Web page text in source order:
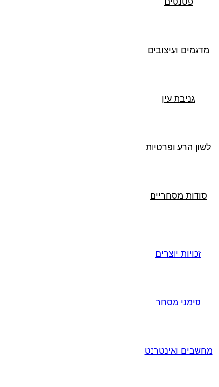
מדגמים ועיצובים
גניבת עין
לשון הרע ופרטיות
סודות מסחריים
זכויות יוצרים
סימני מסחר
מחשבים ואינטרנט